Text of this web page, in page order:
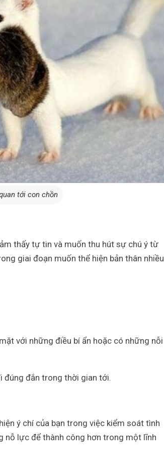
tới con chồn
thấy tự tin và muốn thu hút sự chú ý từ
giai đoạn muốn thể hiện bản thân nhiều
với những điều bí ẩn hoặc có những nỗi
đúng đắn trong thời gian tới.
ý chí của bạn trong việc kiểm soát tình
nỗ lực để thành công hơn trong một lĩnh